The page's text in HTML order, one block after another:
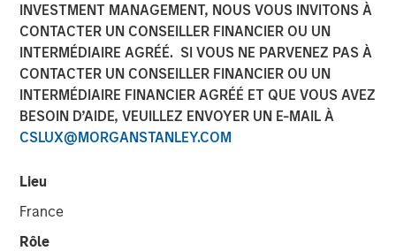
INVESTMENT MANAGEMENT, NOUS VOUS INVITONS À
CONTACTER UN CONSEILLER FINANCIER OU UN
INTERMÉDIAIRE AGRÉÉ. SI VOUS NE PARVENEZ PAS À
CONTACTER UN CONSEILLER FINANCIER OU UN
INTERMÉDIAIRE FINANCIER AGRÉÉ ET QUE VOUS AVEZ
BESOIN D’AIDE, VEUILLEZ ENVOYER UN E-MAIL À
CSLUX@MORGANSTANLEY.COM
Lieu
France
Rôle
03 FÉVRIER 2023
Hong Kong-February 3, 2023
Morgan Stanley Investment Management today
Securities Regulatory Commission (CSRC) to take a full
controlling stake in Morgan Stanley Huaxin Funds,